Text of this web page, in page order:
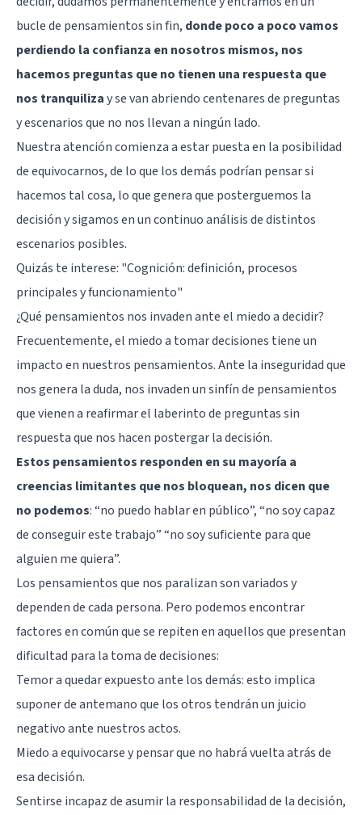
bucle de pensamientos sin fin, donde poco a poco vamos
perdiendo la confianza en nosotros mismos, nos
hacemos preguntas que no tienen una respuesta que
nos tranquilizay se van abriendo centenares de preguntas
y escenarios que no nos llevan a ningún lado.
Nuestra atención comienza a estar puesta en la posibilidad
de equivocarnos, de lo que los demás podrían pensar si
hacemos tal cosa, lo que genera que posterguemos la
decisión y sigamos en un continuo análisis de distintos
escenarios posibles.
Quizás te interese: "Cognición: definición, procesos
principales y funcionamiento"
¿Qué pensamientos nos invaden ante el miedo a decidir?
Frecuentemente, el miedo a tomar decisiones tiene un
impacto en nuestros pensamientos. Ante la inseguridad que
nos genera la duda, nos invaden un sinfín de pensamientos
que vienen a reafirmar el laberinto de preguntas sin
respuesta que nos hacen postergar la decisión.
Estos pensamientos responden en su mayoría a
creencias limitantes que nos bloquean, nos dicen que
no podemos: “no puedo hablar en público”, “no soy capaz
de conseguir este trabajo” “no soy suficiente para que
alguien me quiera”.
Los pensamientos que nos paralizan son variados y
dependen de cada persona. Pero podemos encontrar
factores en común que se repiten en aquellos que presentan
dificultad para la toma de decisiones:
Temor a quedar expuesto ante los demás: esto implica
suponer de antemano que los otros tendrán un juicio
negativo ante nuestros actos.
Miedo a equivocarse y pensar que no habrá vuelta atrás de
esa decisión.
Sentirse incapaz de asumir la responsabilidad de la decisión,